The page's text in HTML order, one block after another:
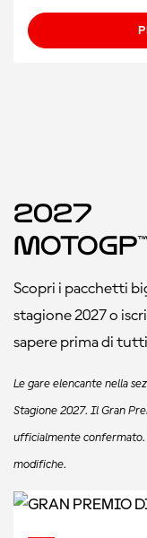
2027
Scopri i pacchetti
stagione 2027 o
sapere prima di
Le gare elencante nella
Stagione 2027. Il Gran
ufficialmente confermato.
modifiche.